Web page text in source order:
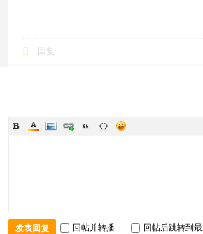
回复
发表回复 回帖并转播 回帖后跳转到